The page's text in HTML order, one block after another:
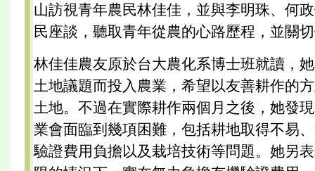
山訪視青年農民林佳佳，並與李明珠、何
民座談，聽取青年從農的心路歷程，並關
林佳佳農友原於台大農化系博士班就讀，
土地議題而投入農業，希望以友善耕作的
土地。不過在實際耕作兩個月之後，她發
業會面臨到幾項困難，包括耕地取得不易
驗證費用負擔以及栽培技術等問題。她另